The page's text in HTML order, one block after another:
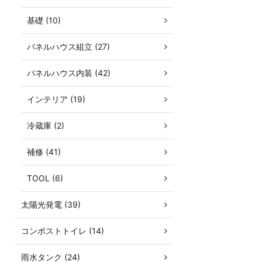
基礎 (10)
パネルハウス組立 (27)
パネルハウス内装 (42)
インテリア (19)
冷蔵庫 (2)
補修 (41)
TOOL (6)
太陽光発電 (39)
コンポストトイレ (14)
雨水タンク (24)